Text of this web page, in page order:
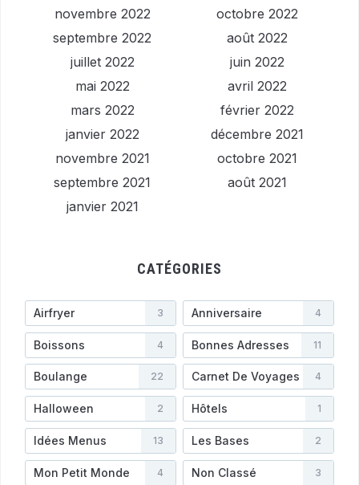
novembre 2022
octobre 2022
septembre 2022
août 2022
juillet 2022
juin 2022
mai 2022
avril 2022
mars 2022
février 2022
janvier 2022
décembre 2021
novembre 2021
octobre 2021
septembre 2021
août 2021
janvier 2021
CATÉGORIES
Airfryer 3 Anniversaire 4
Boissons 4 Bonnes Adresses 11
Boulange 22 Carnet De Voyages 4
Halloween 2 Hôtels 1
Idées Menus 13 Les Bases 2
Mon Petit Monde 4 Non Classé 3